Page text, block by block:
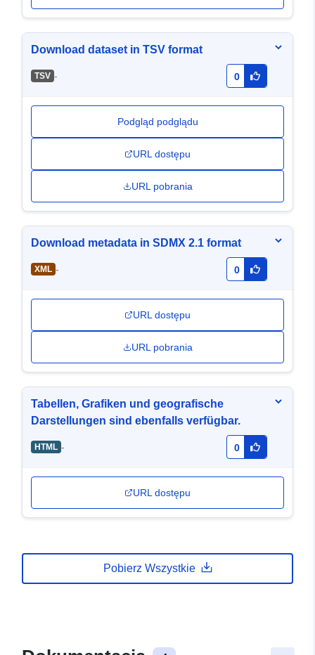
Download dataset in TSV format
TSV - 0
Podgląd podglądu
URL dostępu
URL pobrania
Download metadata in SDMX 2.1 format
XML - 0
URL dostępu
URL pobrania
Tabellen, Grafiken und geografische
Darstellungen sind ebenfalls verfügbar.
HTML - 0
URL dostępu
Pobierz Wszystkie